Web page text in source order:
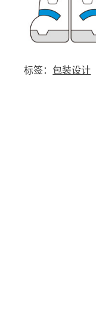
标签：包装设计